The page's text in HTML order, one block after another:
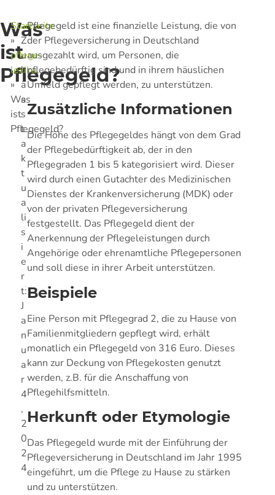
Was
ist
Pflegegeld?
Startseite
»
pflege-
lexika
»
Was
ist
Pflegegeld?
Z
u
l
ä
s
s
t
a
k
t
u
a
li
s
i
e
r
t:
J
a
n
u
a
r
4
,
2
0
2
4
Pflegegeld ist eine finanzielle Leistung, die von
der Pflegeversicherung in Deutschland
ausgezahlt wird, um Personen, die
pflegebedürftig sind und in ihrem häuslichen
Umfeld gepflegt werden, zu unterstützen.
Zusätzliche Informationen
Die Höhe des Pflegegeldes hängt von dem Grad
der Pflegebedürftigkeit ab, der in den
Pflegegraden 1 bis 5 kategorisiert wird. Dieser
wird durch einen Gutachter des Medizinischen
Dienstes der Krankenversicherung (MDK) oder
von der privaten Pflegeversicherung
festgestellt. Das Pflegegeld dient der
Anerkennung der Pflegeleistungen durch
Angehörige oder ehrenamtliche Pflegepersonen
und soll diese in ihrer Arbeit unterstützen.
Beispiele
Eine Person mit Pflegegrad 2, die zu Hause von
Familienmitgliedern gepflegt wird, erhält
monatlich ein Pflegegeld von 316 Euro. Dieses
kann zur Deckung von Pflegekosten genutzt
werden, z.B. für die Anschaffung von
Pflegehilfsmitteln.
Herkunft oder Etymologie
Das Pflegegeld wurde mit der Einführung der
Pflegeversicherung in Deutschland im Jahr 1995
eingeführt, um die Pflege zu Hause zu stärken
und zu unterstützen.